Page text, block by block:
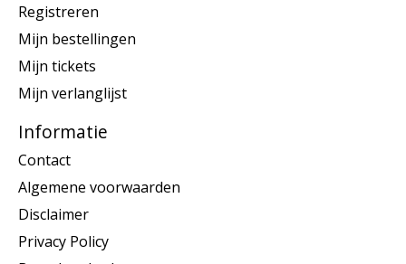
Registreren
Mijn bestellingen
Mijn tickets
Mijn verlanglijst
Informatie
Contact
Algemene voorwaarden
Disclaimer
Privacy Policy